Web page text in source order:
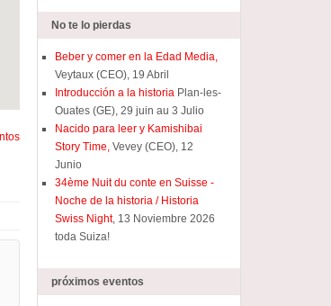
No te lo pierdas
Beber y comer en la Edad Media,
Veytaux (CEO), 19 Abril
Introducción a la historia Plan-les-
Ouates (GE), 29 juin au 3 Julio
Nacido para leer y Kamishibai
Story Time, Vevey (CEO), 12
Junio
34ème Nuit du conte en Suisse -
Noche de la historia / Historia
Swiss Night, 13 Noviembre 2026
toda Suiza!
próximos eventos